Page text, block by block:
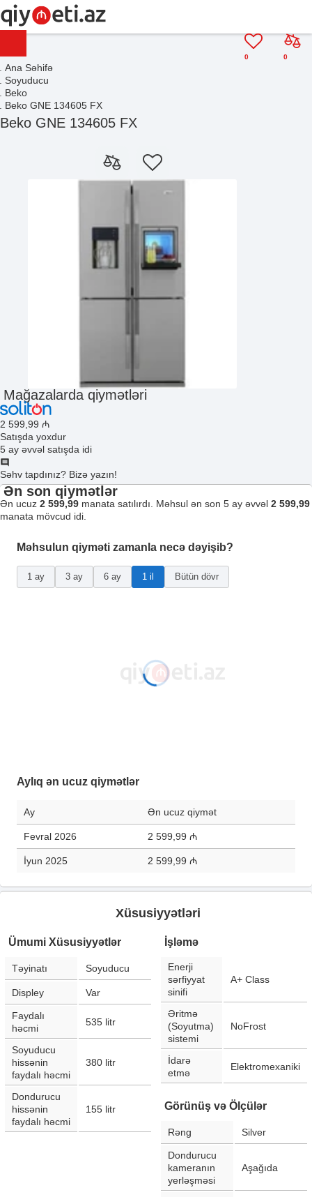
0
0
Ana Səhifə
Soyuducu
Beko
Beko GNE 134605 FX
Beko GNE 134605 FX
Mağazalarda qiymətləri
2 599 ,99 ₼
Satışda yoxdur
5 ay əvvəl satışda idi
Səhv tapdınız? Bizə yazın!
Ən son qiymətlər
Ən ucuz 2 599,99 manata satılırdı. Məhsul ən son 5 ay əvvəl 2 599,99
manata mövcud idi.
Məhsulun qiyməti zamanla necə dəyişib?
1 ay 3 ay 6 ay 1 il Bütün dövr
Aylıq ən ucuz qiymətlər
Ay Ən ucuz qiymət
Fevral 2026 2 599,99 ₼
İyun 2025 2 599,99 ₼
Xüsusiyyətləri
Ümumi Xüsusiyyətlər
Təyinatı Soyuducu
Displey Var
Faydalı
həcmi
535 litr
Soyuducu
hissənin
faydalı həcmi
380 litr
Dondurucu
hissənin
faydalı həcmi
155 litr
İşləmə
Enerji
sərfiyyat
sinifi
A+ Class
Əritmə
(Soyutma)
sistemi
NoFrost
İdarə
etmə
Elektromexaniki
Görünüş və Ölçülər
Rəng Silver
Dondurucu
kameranın
yerləşməsi
Aşağıda